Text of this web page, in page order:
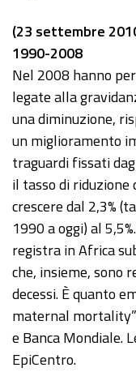
(23 settembre
1990-2008
Nel 2008 hanno
legate alla
una diminuzione,
un miglioramento
traguardi fissati
il tasso di
crescere dal 2,3%
1990 a oggi) al
registra in Africa
che, insieme, sono
decessi. È quanto
maternal
e Banca Mondiale.
EpiCentro.